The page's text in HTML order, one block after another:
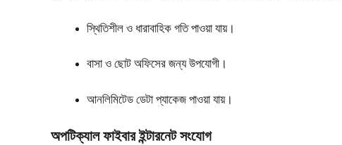
স্থিতিশীল ও ধারাবাহিক গতি পাওয়া যায়।
বাসা ও ছোট অফিসের জন্য উপযোগী।
আনলিমিটেড ডেটা প্যাকেজ পাওয়া যায়।
অপটিক্যাল ফাইবার ইন্টারনেট সংযোগ